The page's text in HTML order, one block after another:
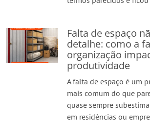
Falta de espaço
detalhe: como a
organização
produtividade
A falta de espaço é um
mais comum do que
quase sempre
em residências ou